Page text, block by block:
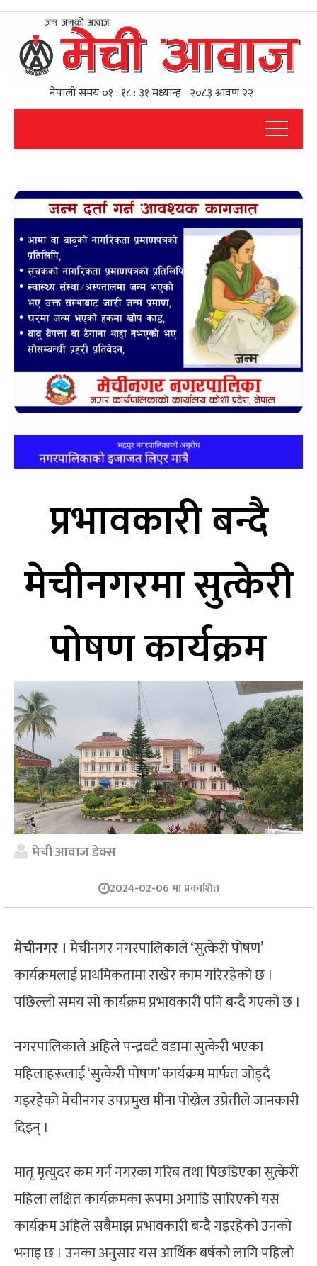
प्रभावकारी बन्दै
मेचीनगरमा सुत्केरी
पोषण कार्यक्रम
मेची आवाज डेक्स
2024-02-06 मा प्रकाशित
मेचीनगर । मेचीनगर नगरपालिकाले ‘सुत्केरी पोषण’
कार्यक्रमलाई प्राथमिकतामा राखेर काम गरिरहेको छ ।
पछिल्लो समय सो कार्यक्रम प्रभावकारी पनि बन्दै गएको छ ।
नगरपालिकाले अहिले पन्द्रवटै वडामा सुत्केरी भएका
महिलाहरूलाई ‘सुत्केरी पोषण’ कार्यक्रम मार्फत जोड्दै
गइरहेको मेचीनगर उपप्रमुख मीना पोख्रेल उप्रेतीले जानकारी
दिइन् ।
मातृ मृत्युदर कम गर्न नगरका गरिब तथा पिछडिएका सुत्केरी
महिला लक्षित कार्यक्रमका रूपमा अगाडि सारिएको यस
कार्यक्रम अहिले सबैमाझ प्रभावकारी बन्दै गइरहेको उनको
भनाइ छ । उनका अनुसार यस आर्थिक बर्षको लागि पहिलो